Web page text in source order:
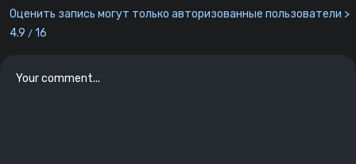
Оценить запись могут только авторизованные пользователи >
4.9 / 16